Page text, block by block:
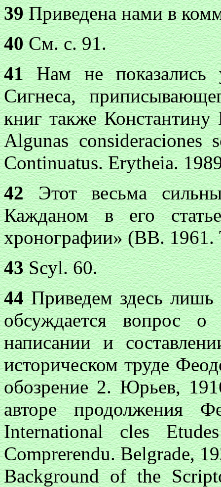
39Приведена нами в
40См. с. 91.
41Нам не показались
Сигнеса,
книг также
Algunas consideraciones
Continuatus. Erytheia.
42Этот весьма
Кажданом в его
хронографии» (ВВ. 1961.
43Scyl. 60.
44Приведем здесь лишь
обсуждается вопрос
написании и
историческом труде
обозрение 2. Юрьев,
авторе продолжения
International cles
Comprerendu. Belgrade,
Background of the